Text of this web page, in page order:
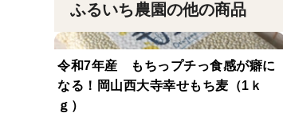
ふるいち農園の他の商品
令和7年産 もちっプチっ食感が癖に
なる！岡山西大寺幸せもち麦（1ｋ
ｇ）